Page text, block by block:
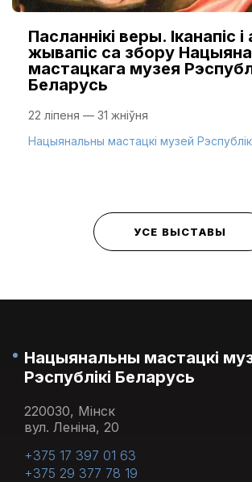
Пасланнікі веры. Іканапіс
жывапіс са збору
мастацкага музея
Беларусь
22 ліпеня — 31 жніўня
Нацыянальны мастацкі музей
УСЕ ВЫСТАВЫ
Нацыянальны мастацкі
Рэспублікі Беларусь
220030, Мінск
вул. Леніна, 20
+375 17 397 01 63
+375 29 377 78 19